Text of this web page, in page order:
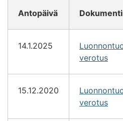
Antopäivä
14.1.2025
verotus
15.12.2020
verotus